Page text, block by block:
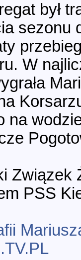
był
sezonu
W
na
Związek
PSS